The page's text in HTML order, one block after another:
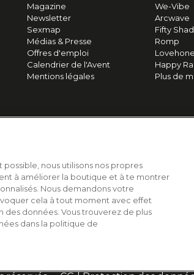
Magazine
Newsletter
Sexmap
Médias & Presse
Offres d'emploi
Calendrier de l'Avent
Mentions légales
We-Vibe
Arcwave
Fifty
Romp
Happy
Plus de
nous utilisons nos propres
à améliorer la boutique et à te montrer
Nous demandons votre
cela à tout moment avec effet
données. Vous trouverez de plus
dans la politique de